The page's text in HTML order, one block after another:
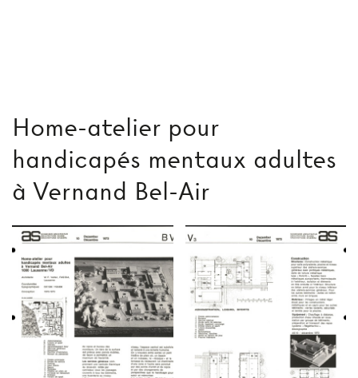
Home-atelier pour
handicapés mentaux adultes
à Vernand Bel-Air